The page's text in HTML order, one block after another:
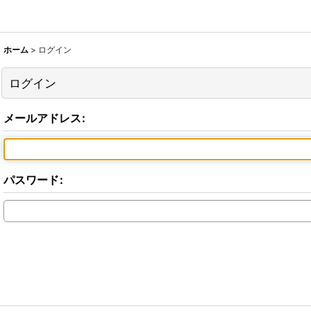
ホーム > ログイン
ログイン
メールアドレス:
パスワード: